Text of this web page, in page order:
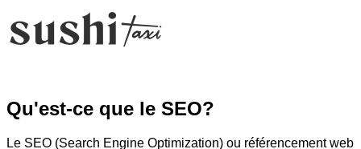
Qu'est-ce que le SEO?
Le SEO (Search Engine Optimization) ou référencement web